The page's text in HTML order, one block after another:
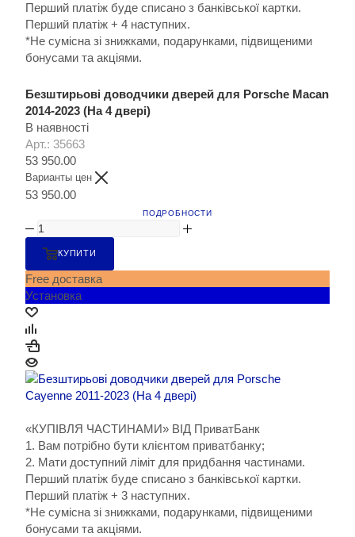
Перший платіж буде списано з банківської картки.
Перший платіж + 4 наступних.
*Не сумісна зі знижками, подарунками, підвищеними
бонусами та акціями.
Безштирьові доводчики дверей для Porsche Macan
2014-2023 (На 4 двері)
В наявності
Арт.: 35663
53 950.00
Варианты цен
53 950.00
ПОДРОБНОСТИ
КУПИТИ
Free доставка
Установка
«КУПІВЛЯ ЧАСТИНАМИ» ВІД ПриватБанк
1. Вам потрібно бути клієнтом приватбанку;
2. Мати доступний ліміт для придбання частинами.
Перший платіж буде списано з банківської картки.
Перший платіж + 3 наступних.
*Не сумісна зі знижками, подарунками, підвищеними
бонусами та акціями.